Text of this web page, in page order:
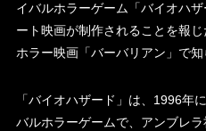
イバルホラーゲーム「バイオハ
ート映画が制作されることを報
ホラー映画「バーバリアン」で知
「バイオハザード」は、1996年
バルホラーゲームで、アンブレ